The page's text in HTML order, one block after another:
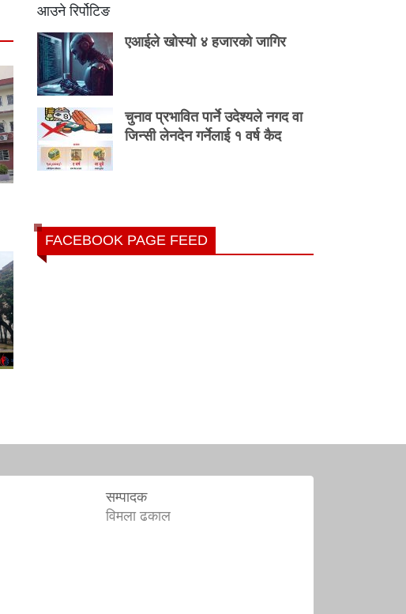
एआईले खोस्यो ४ हजारको जागिर
चुनाव प्रभावित पार्ने उदेश्यले नगद वा
जिन्सी लेनदेन गर्नेलाई १ वर्ष कैद
FACEBOOK PAGE FEED
सम्पादक
विमला ढकाल